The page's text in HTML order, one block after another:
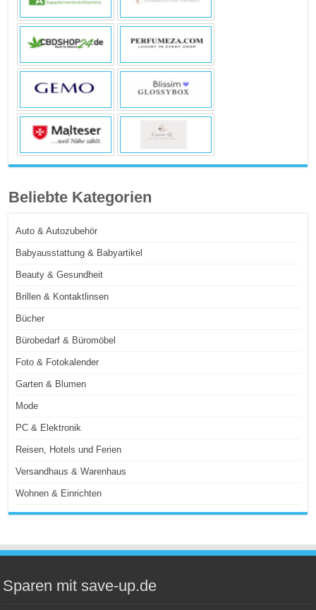
Beliebte Kategorien
Auto & Autozubehör
Babyausstattung & Babyartikel
Beauty & Gesundheit
Brillen & Kontaktlinsen
Bücher
Bürobedarf & Büromöbel
Foto & Fotokalender
Garten & Blumen
Mode
PC & Elektronik
Reisen, Hotels und Ferien
Versandhaus & Warenhaus
Wohnen & Einrichten
Sparen mit save-up.de